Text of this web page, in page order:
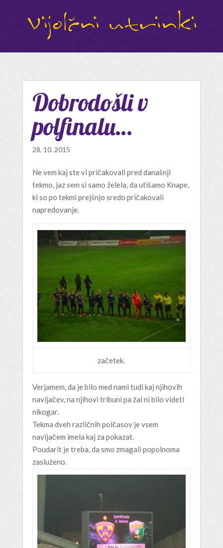
Dobrodošli v
polfinalu…
28. 10. 2015
Ne vem kaj ste vi pričakovali pred današnji
tekmo, jaz sem si samo želela, da utišamo Knape,
ki so po tekmi prejšnjo sredo pričakovali
napredovanje.
začetek.
Verjamem, da je bilo med nami tudi kaj njihovih
navijačev, na njihovi tribuni pa žal ni bilo videti
nikogar.
Tekma dveh različnih polčasov je vsem
navijačem imela kaj za pokazat.
Poudarit je treba, da smo zmagali popolnoma
zasluženo.